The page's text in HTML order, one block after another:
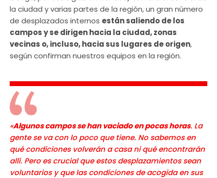
la ciudad y varias partes de la región, un gran número
de desplazados internos están saliendo de los
campos y se dirigen hacia la ciudad, zonas
vecinas o, incluso, hacia sus lugares de origen,
según confirman nuestros equipos en la región.
«Algunos campos se han vaciado en pocas horas. La
gente se va con lo poco que tiene. No sabemos en
qué condiciones volverán a casa ni qué encontrarán
allí. Pero es crucial que estos desplazamientos sean
voluntarios y que las condiciones de acogida en sus